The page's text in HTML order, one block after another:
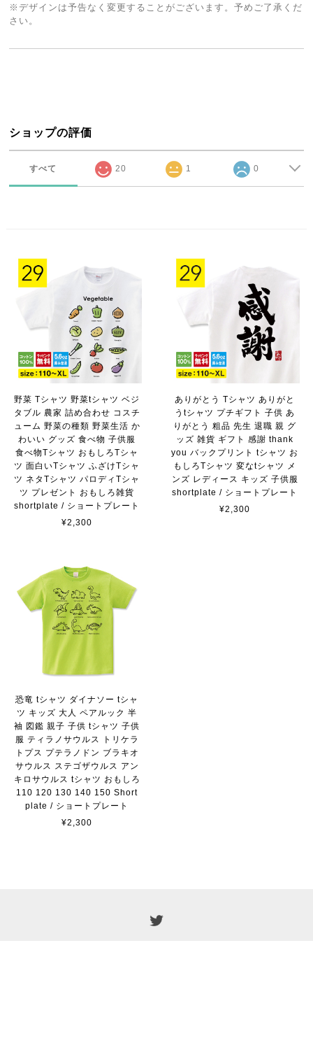
※デザインは予告なく変更することがございます。予めご了承くだ
さい。
ショップの評価
すべて 20 1 0
野菜 Tシャツ 野菜tシャツ ベジ
タブル 農家 詰め合わせ コスチ
ューム 野菜の種類 野菜生活 か
わいい グッズ 食べ物 子供服
食べ物Tシャツ おもしろTシャ
ツ 面白いTシャツ ふざけTシャ
ツ ネタTシャツ パロディTシャ
ツ プレゼント おもしろ雑貨
shortplate / ショートプレート
¥2,300
ありがとう Tシャツ ありがと
うtシャツ プチギフト 子供 あ
りがとう 粗品 先生 退職 親 グ
ッズ 雑貨 ギフト 感謝 thank
you バックプリント tシャツ お
もしろTシャツ 変なtシャツ メ
ンズ レディース キッズ 子供服
shortplate / ショートプレート
¥2,300
恐竜 tシャツ ダイナソー tシャ
ツ キッズ 大人 ペアルック 半
袖 図鑑 親子 子供 tシャツ 子供
服 ティラノサウルス トリケラ
トプス プテラノドン ブラキオ
サウルス ステゴザウルス アン
キロサウルス tシャツ おもしろ
110 120 130 140 150 Short
plate / ショートプレート
¥2,300